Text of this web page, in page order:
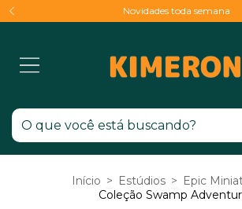
Novidades toda semana
Início > Estúdios > Epic
Coleção Swamp